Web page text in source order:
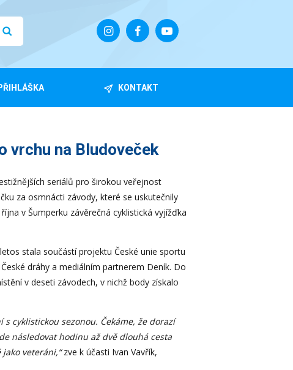
KONTAKT
vrchu na Bludoveček
seriálů pro širokou veřejnost
za osmnácti závody, které se uskutečnily
v Šumperku závěrečná cyklistická vyjížďka
stala součástí projektu České unie sportu
dráhy a mediálním partnerem Deník. Do
v deseti závodech, v nichž body získalo
cyklistickou sezonou. Čekáme, že dorazí
následovat hodinu až dvě dlouhá cesta
veteráni,“zve k účasti Ivan Vavřík,